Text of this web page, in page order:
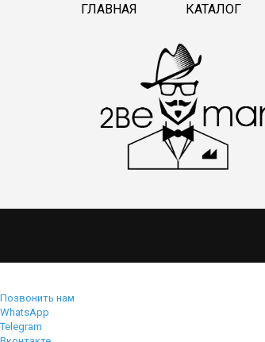
ГЛАВНАЯ КАТАЛОГ
Позвонить нам
WhatsApp
Telegram